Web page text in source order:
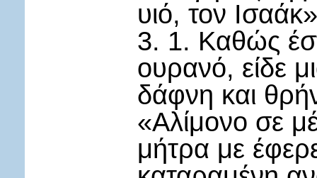
υιό, τον
3. 1. Καθώς
ουρανό, είδε
δάφνη και
«Αλίμονο σε
μήτρα με